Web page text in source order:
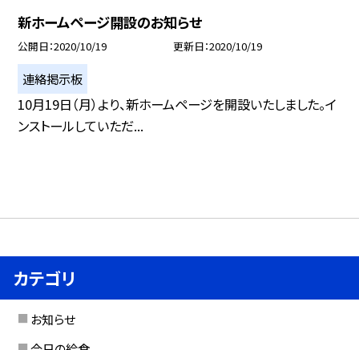
新ホームページ開設のお知らせ
公開日 2020/10/19 更新日 2020/10/19
連絡掲示板
10月19日（月）より、新ホームページを開設いたしました。イ
ンストールしていただ...
カテゴリ
お知らせ